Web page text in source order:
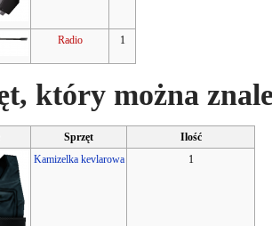
Radio 1
który można
Sprzęt
Ilość
Kamizelka kevlarowa
1